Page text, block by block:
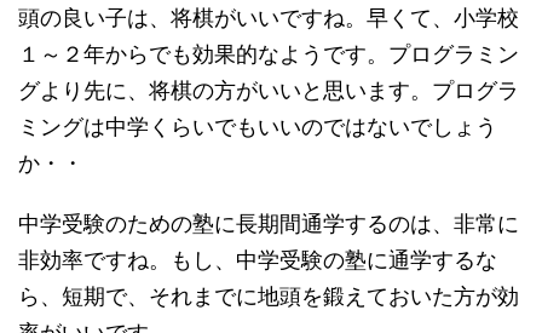
頭の良い子は、将棋がいいですね。早くて、小学校
１～２年からでも効果的なようです。プログラミン
グより先に、将棋の方がいいと思います。プログラ
ミングは中学くらいでもいいのではないでしょう
か・・
中学受験のための塾に長期間通学するのは、非常に
非効率ですね。もし、中学受験の塾に通学するな
ら、短期で、それまでに地頭を鍛えておいた方が効